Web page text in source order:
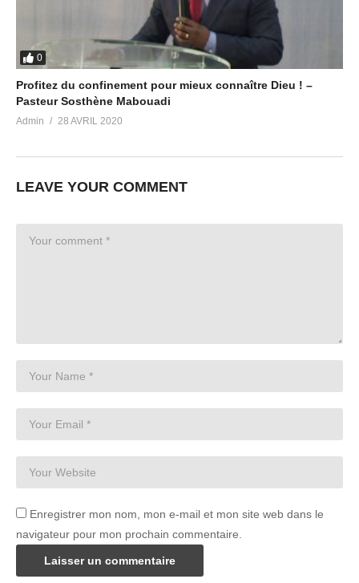
0
Profitez du confinement pour mieux connaître Dieu ! –
Pasteur Sosthène Mabouadi
Admin 28 AVRIL 2020
LEAVE YOUR COMMENT
Enregistrer mon nom, mon e-mail et mon site web dans le
navigateur pour mon prochain commentaire.